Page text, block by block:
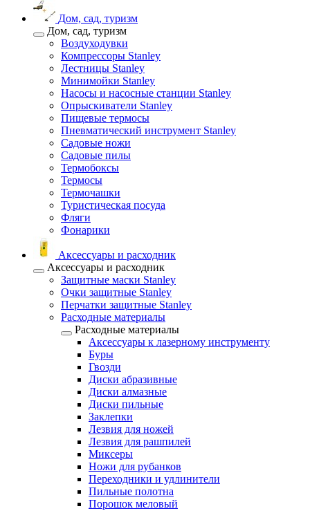
Дом, сад, туризм
Дом, сад, туризм
Воздуходувки
Компрессоры Stanley
Лестницы Stanley
Минимойки Stanley
Насосы и насосные станции Stanley
Опрыскиватели Stanley
Пищевые термосы
Пневматический инструмент Stanley
Садовые ножи
Садовые пилы
Термобоксы
Термосы
Термочашки
Туристическая посуда
Фляги
Фонарики
Аксессуары и расходник
Аксессуары и расходник
Защитные маски Stanley
Очки защитные Stanley
Перчатки защитные Stanley
Расходные материалы
Расходные материалы
Аксессуары к лазерному инструменту
Буры
Гвозди
Диски абразивные
Диски алмазные
Диски пильные
Заклепки
Лезвия для ножей
Лезвия для рашпилей
Миксеры
Ножи для рубанков
Переходники и удлинители
Пильные полотна
Порошок меловый